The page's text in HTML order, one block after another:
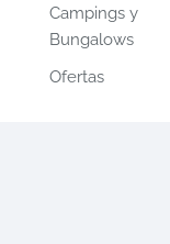
Campings y
Bungalows
Ofertas